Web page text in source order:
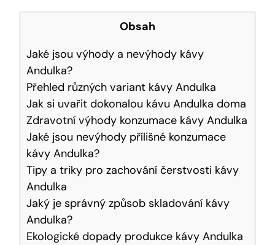
Obsah
Jaké jsou výhody a nevýhody kávy
Andulka?
Přehled různých variant kávy Andulka
Jak si uvařit dokonalou kávu Andulka doma
Zdravotní výhody konzumace kávy Andulka
Jaké jsou nevýhody přílišné konzumace
kávy Andulka?
Tipy a triky pro zachování čerstvosti kávy
Andulka
Jaký je správný způsob skladování kávy
Andulka?
Ekologické dopady produkce kávy Andulka